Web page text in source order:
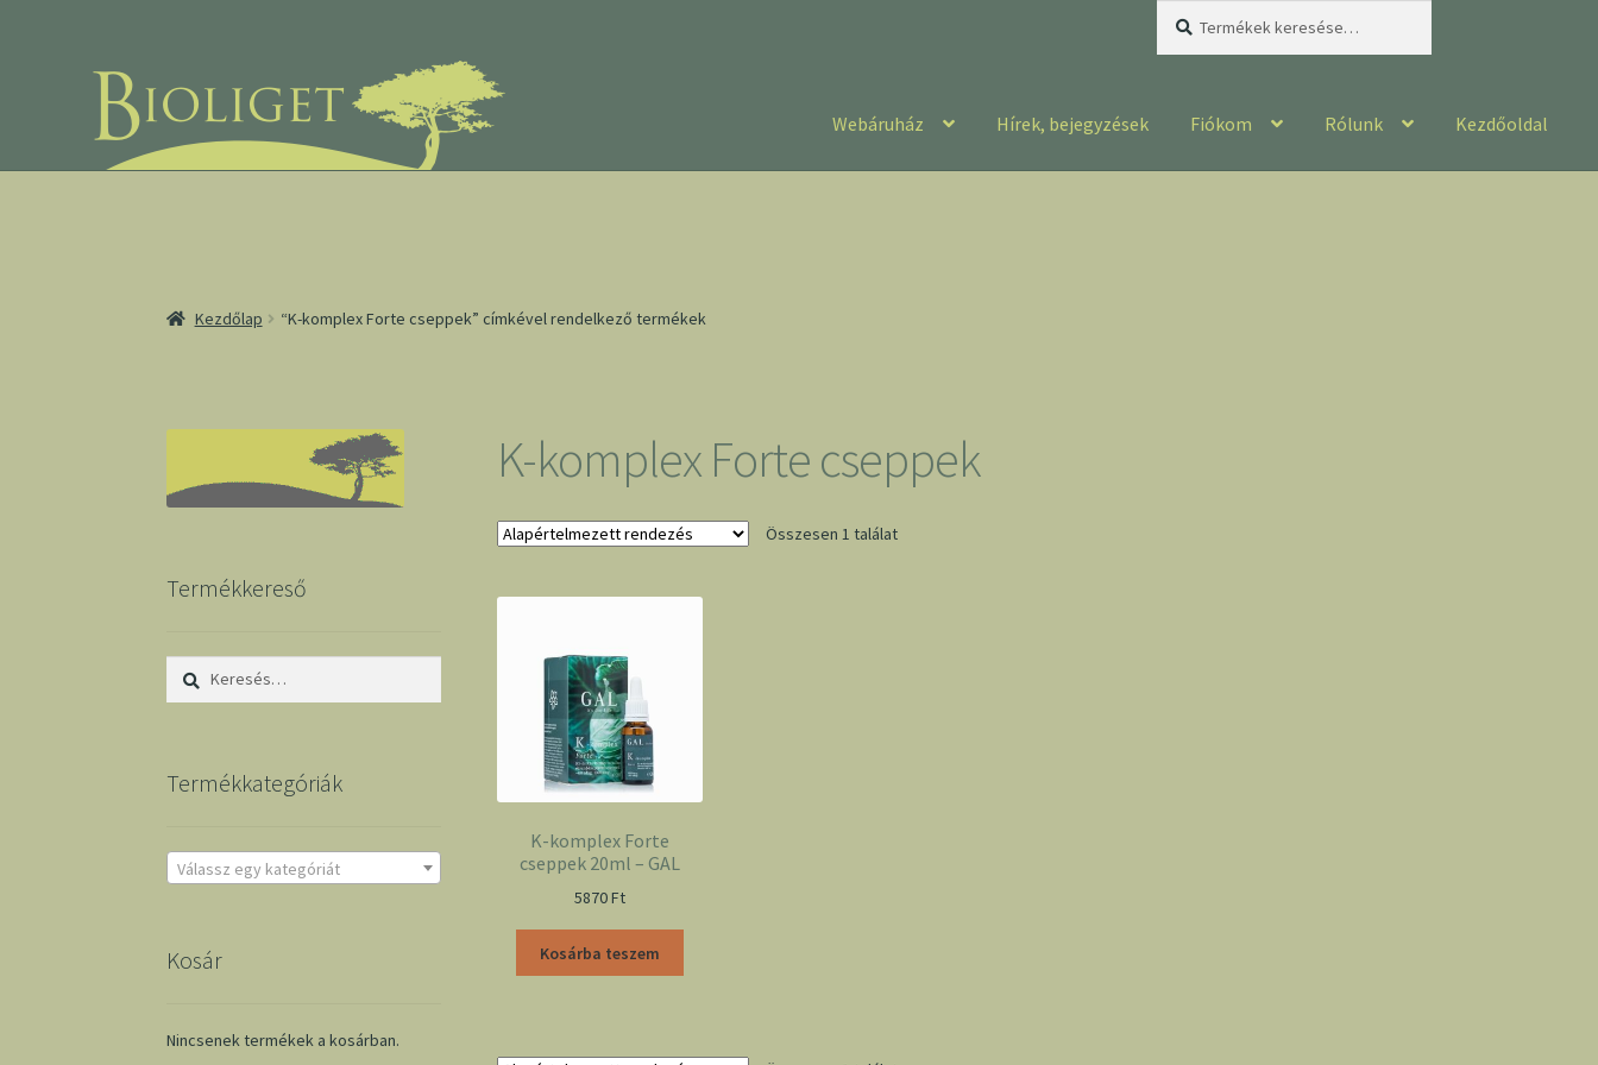
Webáruház Hírek, bejegyzések Fiókom Rólunk Kezdőoldal
Kezdőlap “K-komplex Forte cseppek” címkével rendelkező termékek
K-komplex Forte cseppek
Összesen 1 találat
K-komplex Forte
cseppek 20ml – GAL
5870Ft
Kosárba teszem
Termékkereső
Keresés:
Termékkategóriák
Válassz egy kategóriát
Kosár
Nincsenek termékek a kosárban.